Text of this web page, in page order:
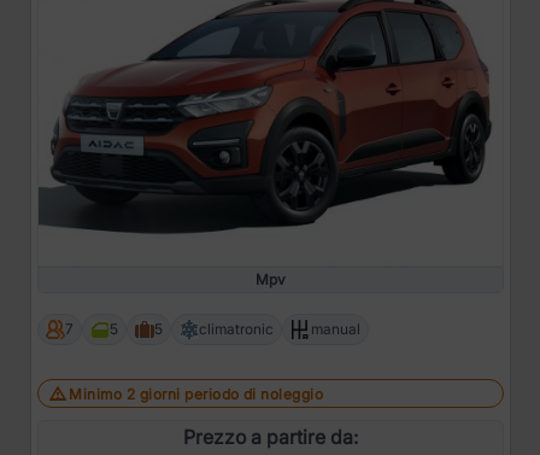
Mpv
7 5 5 climatronic manual
Minimo 2 giorni periodo di noleggio
Prezzo a partire da: